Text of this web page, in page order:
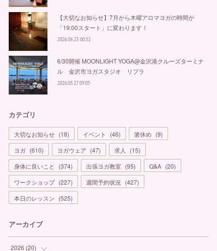
【大切なお知らせ】7月から木曜アロマヨガの時間が
「19:00スタート」に変わります！
2026.06.23 00:52
6/30開催 MOONLIGHT YOGA@金沢港クルーズターミナ
ル 金沢市ヨガスタジオ リブラ
2026.05.27 09:05
カテゴリ
大切なお知らせ (18) イベント (46) 箸休め (9)
ヨガ (610) ヨガウェア (47) 求人 (15)
身体に良いこと
(374) 出張ヨガ教室 (95) Q&A (20)
ワークショップ (227) 週間予約状況 (427)
本日のレッスン (525)
アーカイブ
2026 (20)